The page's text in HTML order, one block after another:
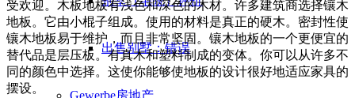
出售别墅：错误
Gewerbe房地产
受欢迎。木板地板有浅色和深色的木材。许多建筑商选择镶木
地板。它由小棍子组成。使用的材料是真正的硬木。密封性使
镶木地板易于维护，而且非常坚固。镶木地板的一个更便宜的
替代品是层压板。有真木和塑料制成的变体。你可以从许多不
同的颜色中选择。这使你能够使地板的设计很好地适应家具的
摆设。